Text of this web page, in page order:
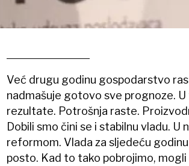
Već drugu godinu gospodarstvo
nadmašuje gotovo sve prognoze.
rezultate. Potrošnja raste.
Dobili smo čini se i stabilnu vladu.
reformom. Vlada za sljedeću
posto. Kad to tako pobrojimo,